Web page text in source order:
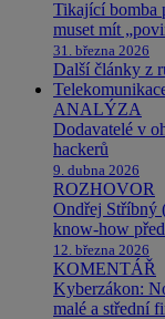
Tikající bomba
muset mít
31. března 2026
Další články z
ANALÝZA
Dodavatelé v
hackerů
9. dubna 2026
ROZHOVOR
Ondřej Stříbný
know-how
12. března 2026
KOMENTÁŘ
Kyberzákon:
malé a střední